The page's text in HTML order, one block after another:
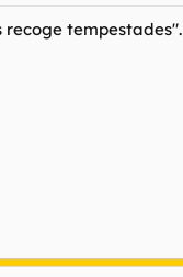
tempestades".